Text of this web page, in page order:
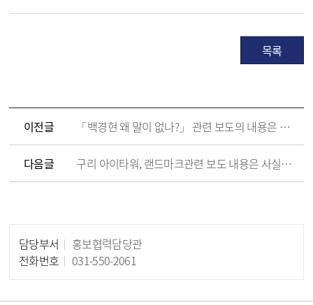
목록
이전글 「백경현 왜 말이 없나?」 관련 보도의 내용은 사실과 다릅니다.
다음글 구리 아이타워, 랜드마크관련 보도 내용은 사실과 다릅니다.
담당부서
홍보협력담당관
전화번호
031-550-2061